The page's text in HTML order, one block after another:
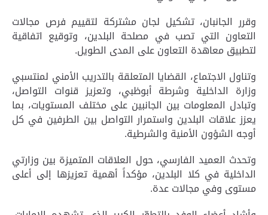
وقرر الجانبان، تشكيل لجان مشتركة لتقييم فرص مجالات
التعاون التي تصب في مصلحة البلدين، وتوقيع اتفاقية
لتطبيق معاهدة التعاون على المدى الطويل.
وتناول الاجتماع، القضايا المتعلقة بالتدريب الأمني لمنتسبي
وزارة الداخلية وشرطة أبوظبي، وتعزيز قنوات التواصل،
وتبادل المعلومات بين الجانبين على مختلف المستويات، بما
يعزز علاقات البلدين واستمرار التواصل بين الطرفين في كل
أوجه الشؤون الأمنية والشرطية.
وتحدث العميد الفارسي، حول العلاقات المتميزة بين وزارتي
الداخلية في كلا البلدين، مؤكداً أهمية تعزيزها إلى أعلى
مستوى وفي مجالات عدة.